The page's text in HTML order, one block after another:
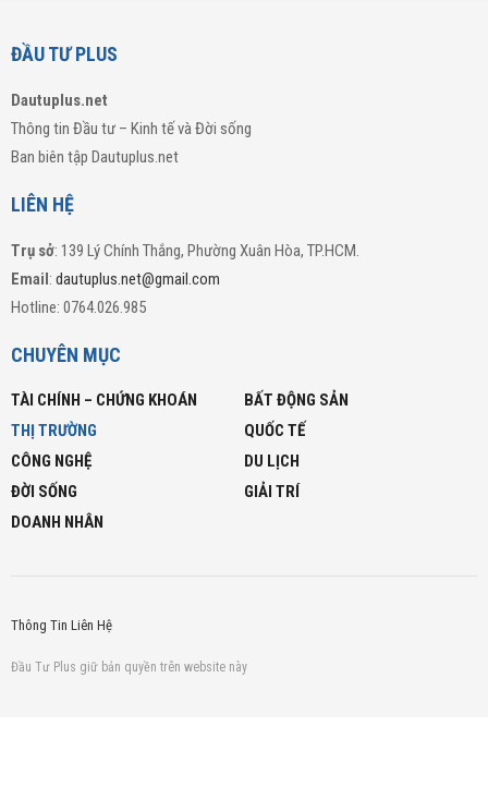
ĐẦU TƯ PLUS
Dautuplus.net
Thông tin Đầu tư – Kinh tế và Đời sống
Ban biên tập Dautuplus.net
LIÊN HỆ
Trụ sở: 139 Lý Chính Thắng, Phường Xuân Hòa, TP.HCM.
Email: dautuplus.net@gmail.com
Hotline: 0764.026.985
CHUYÊN MỤC
TÀI CHÍNH – CHỨNG KHOÁN
BẤT ĐỘNG SẢN
THỊ TRƯỜNG
QUỐC TẾ
CÔNG NGHỆ
DU LỊCH
ĐỜI SỐNG
GIẢI TRÍ
DOANH NHÂN
Thông Tin Liên Hệ
Đầu Tư Plus giữ bản quyền trên website này